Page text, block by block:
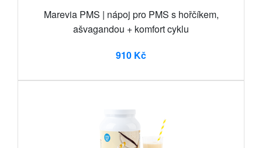
Marevia PMS | nápoj pro PMS s hořčíkem,
ašvagandou + komfort cyklu
910 Kč